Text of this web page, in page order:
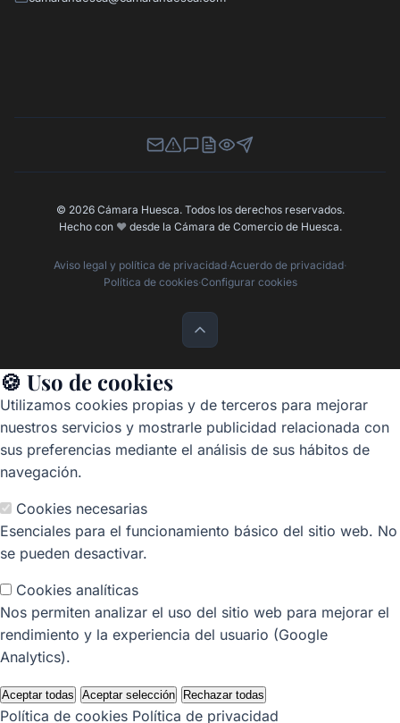
Newsletter
Canal de Denuncias
Buzón de Sugerencias
Perfil Contratante
Ley de Transparencia
Contacta con nosotros
© 2026 Cámara Huesca. Todos los derechos reservados.
Hecho con ❤️desde la Cámara de Comercio de Huesca.
Aviso legal y política de privacidad·Acuerdo de privacidad·
Política de cookies·Configurar cookies
🍪 Uso de cookies
Utilizamos cookies propias y de terceros para mejorar
nuestros servicios y mostrarle publicidad relacionada con
sus preferencias mediante el análisis de sus hábitos de
navegación.
Cookies necesarias
Esenciales para el funcionamiento básico del sitio web. No
se pueden desactivar.
Cookies analíticas
Nos permiten analizar el uso del sitio web para mejorar el
rendimiento y la experiencia del usuario (Google
Analytics).
Aceptar todas Aceptar selección Rechazar todas
Política de cookies Política de privacidad